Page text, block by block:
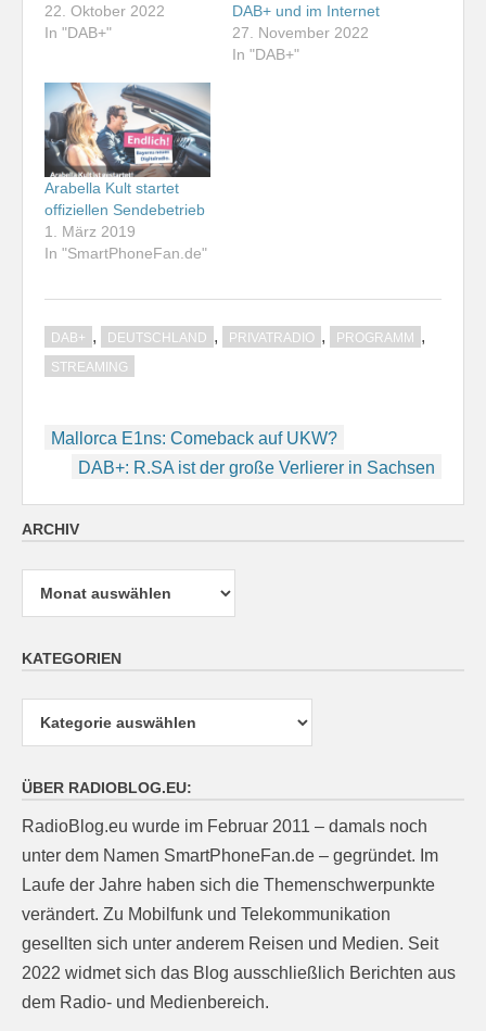
22. Oktober 2022
In "DAB+"
DAB+ und im Internet
27. November 2022
In "DAB+"
Arabella Kult startet
offiziellen Sendebetrieb
1. März 2019
In "SmartPhoneFan.de"
DAB+ , DEUTSCHLAND , PRIVATRADIO , PROGRAMM ,
STREAMING
Beitragsnavigation
Mallorca E1ns: Comeback auf UKW?
DAB+: R.SA ist der große Verlierer in Sachsen
ARCHIV
Archiv
KATEGORIEN
ÜBER RADIOBLOG.EU:
RadioBlog.eu wurde im Februar 2011 – damals noch
unter dem Namen SmartPhoneFan.de – gegründet. Im
Laufe der Jahre haben sich die Themenschwerpunkte
verändert. Zu Mobilfunk und Telekommunikation
gesellten sich unter anderem Reisen und Medien. Seit
2022 widmet sich das Blog ausschließlich Berichten aus
dem Radio- und Medienbereich.